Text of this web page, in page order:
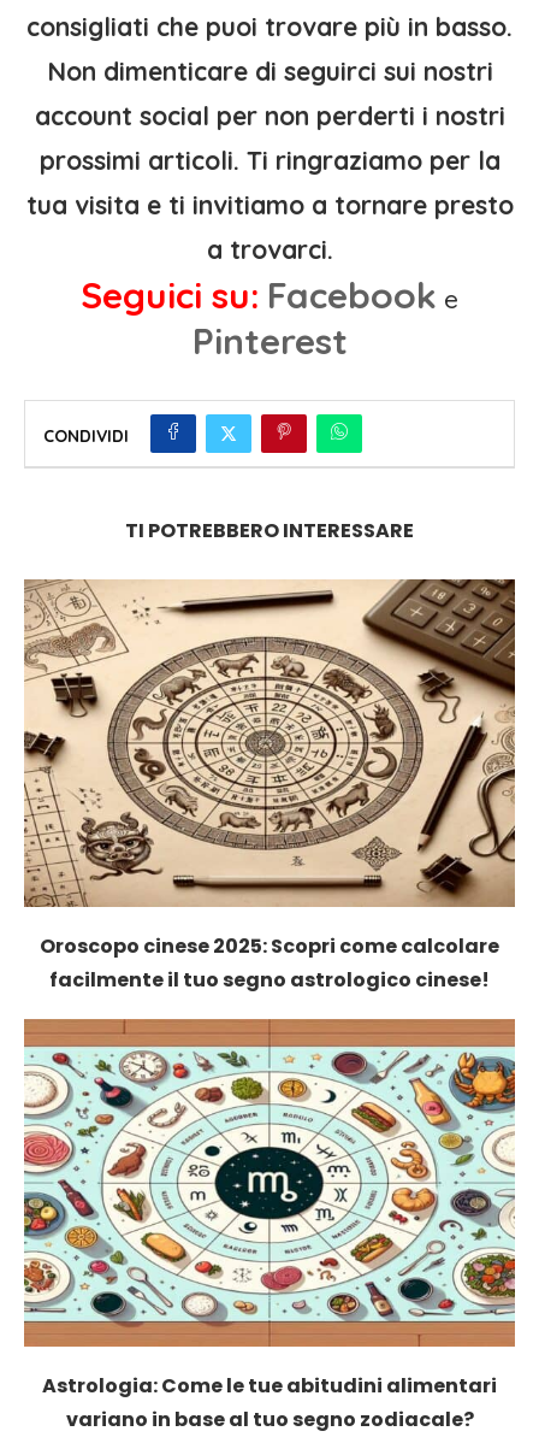
consigliati che puoi trovare più in basso.
Non dimenticare di seguirci sui nostri
account social per non perderti i nostri
prossimi articoli. Ti ringraziamo per la
tua visita e ti invitiamo a tornare presto
a trovarci.
Seguici su: Facebook e
Pinterest
CONDIVIDI
TI POTREBBERO INTERESSARE
Oroscopo cinese 2025: Scopri come calcolare
facilmente il tuo segno astrologico cinese!
Astrologia: Come le tue abitudini alimentari
variano in base al tuo segno zodiacale?